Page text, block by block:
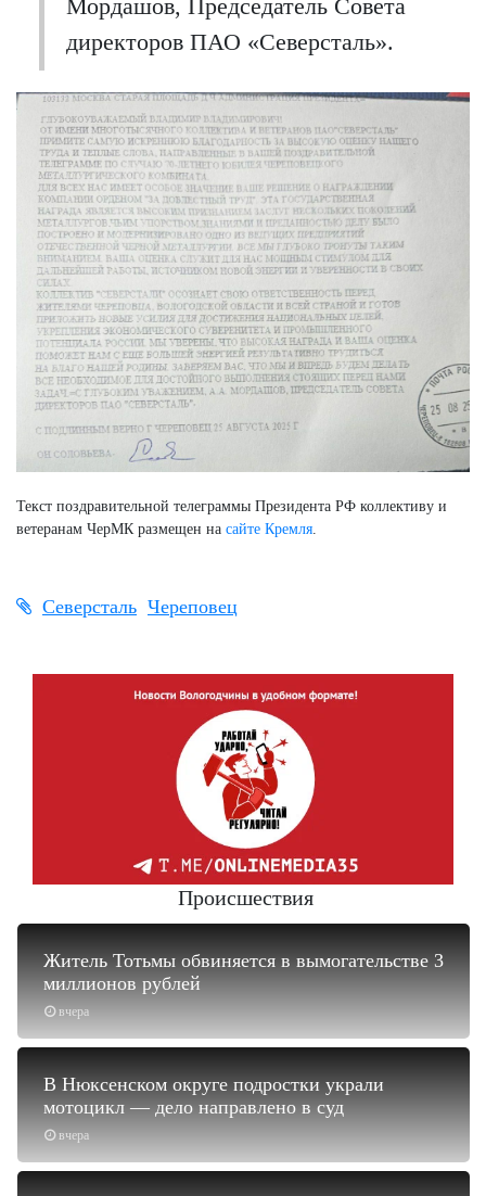
Мордашов, Председатель Совета
директоров ПАО «Северсталь».
Текст поздравительной телеграммы Президента РФ коллективу и
ветеранам ЧерМК размещен на сайте Кремля.
Северсталь Череповец
Происшествия
вчера
Житель Тотьмы обвиняется в вымогательстве 3
миллионов рублей
вчера
В Нюксенском округе подростки украли
мотоцикл — дело направлено в суд